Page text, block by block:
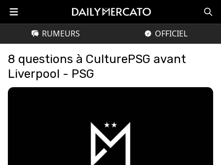
RUMEURS OFFICIEL
8 questions à CulturePSG avant
Liverpool - PSG